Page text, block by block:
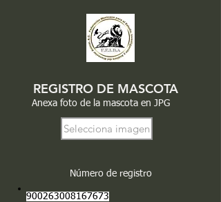
REGISTRO DE MASCOTA
Anexa foto de la mascota en JPG
Selecciona imagen
Número de registro
900263008167673